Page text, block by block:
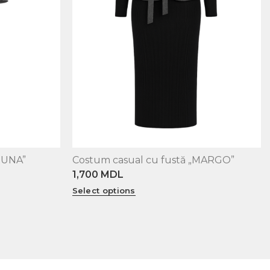
XS S M L
Costum casual cu fustă „MARGO”
1,700 MDL
Select options